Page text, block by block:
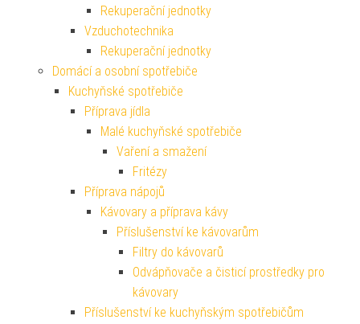
Rekuperační jednotky
Vzduchotechnika
Rekuperační jednotky
Domácí a osobní spotřebiče
Kuchyňské spotřebiče
Příprava jídla
Malé kuchyňské spotřebiče
Vaření a smažení
Fritézy
Příprava nápojů
Kávovary a příprava kávy
Příslušenství ke kávovarům
Filtry do kávovarů
Odvápňovače a čisticí prostředky pro
kávovary
Příslušenství ke kuchyňským spotřebičům